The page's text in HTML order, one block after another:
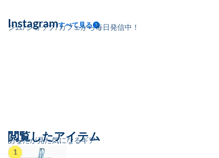
ジム/ショップ/カフェから毎日発信中！
Instagramすべて見る
あなたが見た気になるギア
閲覧したアイテム
1